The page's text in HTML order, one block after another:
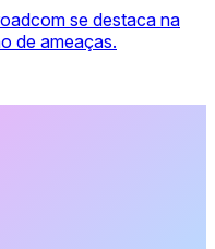
se destaca na
de ameaças.